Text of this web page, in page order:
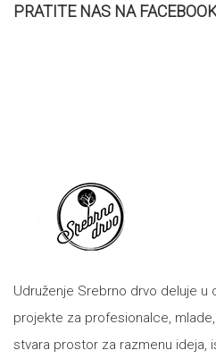
PRATITE NAS NA
Udruženje Srebrno drvo deluje u
projekte za profesionalce,
stvara prostor za razmenu ideja,